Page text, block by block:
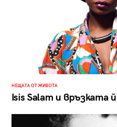
НЕЩАТА ОТ ЖИВОТА
Isis Salam и връзката